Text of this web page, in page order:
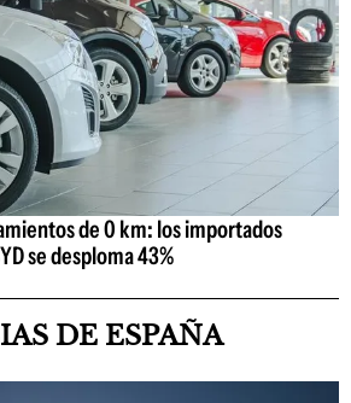
de 0 km: los importados
se desploma 43%
DE ESPAÑA